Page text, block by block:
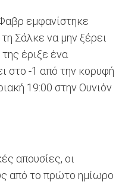
εμφανίστηκε
Σάλκε να μην ξέρει
έριξε ένα
στο -1 από την κορυφή
19:00 στην Ουνιόν
απουσίες, οι
από το πρώτο ημίωρο